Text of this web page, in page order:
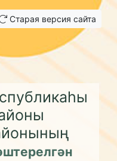
Старая версия сайта